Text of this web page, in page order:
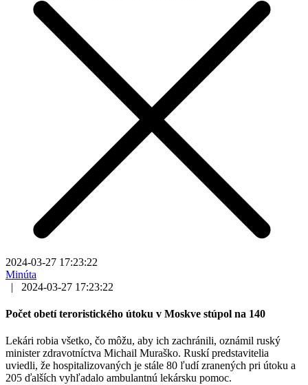
2024-03-27 17:23:22
Minúta
|
2024-03-27 17:23:22
Počet obetí teroristického útoku v Moskve stúpol na 140
Lekári robia všetko, čo môžu, aby ich zachránili, oznámil ruský
minister zdravotníctva Michail Muraško. Ruskí predstavitelia
uviedli, že hospitalizovaných je stále 80 ľudí zranených pri útoku a
205 ďalších vyhľadalo ambulantnú lekársku pomoc.